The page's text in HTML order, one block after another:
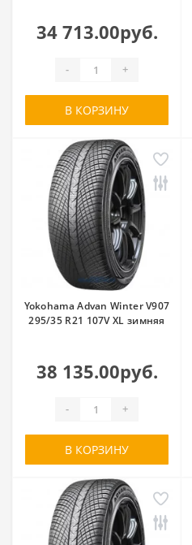
34 713.00руб.
- +
В КОРЗИНУ
Yokohama Advan Winter V907
295/35 R21 107V XL зимняя
38 135.00руб.
- +
В КОРЗИНУ